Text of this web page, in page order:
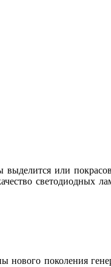
или
светодиодных
поколения